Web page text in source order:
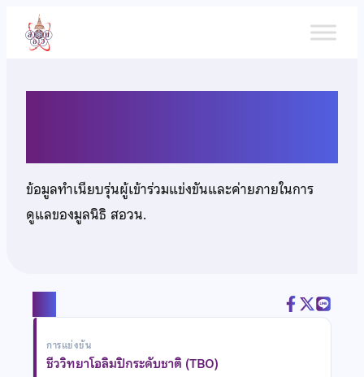
เนื้อหา
ข้อมูลทำเนียบรุ่นผู้เข้าร่วมแข่งขันและค่ายภายในการ
ดูแลของมูลนิธิ สอวน.
การแข่งขัน
ชีววิทยาโอลิมปิกระดับชาติ (TBO)